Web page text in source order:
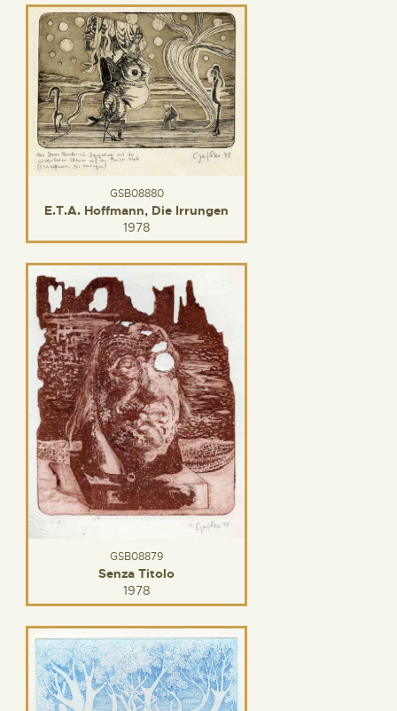
GSB08880
E.T.A. Hoffmann, Die Irrungen
1978
GSB08879
Senza Titolo
1978